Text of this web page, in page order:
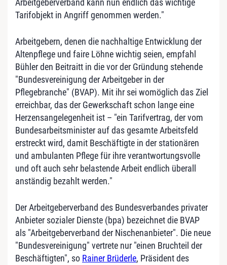
Arbeitgeberverband kann nun endlich das wichtige
Tarifobjekt in Angriff genommen werden."
Arbeitgebern, denen die nachhaltige Entwicklung der
Altenpflege und faire Löhne wichtig seien, empfahl
Bühler den Beitraitt in die vor der Gründung stehende
"Bundesvereinigung der Arbeitgeber in der
Pflegebranche" (BVAP). Mit ihr sei womöglich das Ziel
erreichbar, das der Gewerkschaft schon lange eine
Herzensangelegenheit ist – "ein Tarifvertrag, der vom
Bundesarbeitsminister auf das gesamte Arbeitsfeld
erstreckt wird, damit Beschäftigte in der stationären
und ambulanten Pflege für ihre verantwortungsvolle
und oft auch sehr belastende Arbeit endlich überall
anständig bezahlt werden."
Der Arbeitgeberverband des Bundesverbandes privater
Anbieter sozialer Dienste (bpa) bezeichnet die BVAP
als "Arbeitgeberverband der Nischenanbieter". Die neue
"Bundesvereinigung" vertrete nur "einen Bruchteil der
Beschäftigten", so Rainer Brüderle, Präsident des